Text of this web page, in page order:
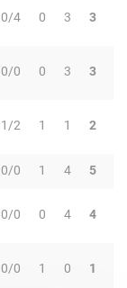
0/4 0 3 3
0/0 0 3 3
1/2 1 1 2
0/0 1 4 5
0/0 0 4 4
0/0 1 0 1